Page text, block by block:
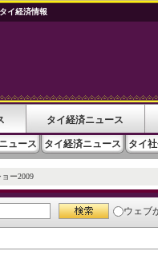
イ経済情報
タイ経済ニュース
ュース タイ経済ニュース タイ
ー2009
ウェブ